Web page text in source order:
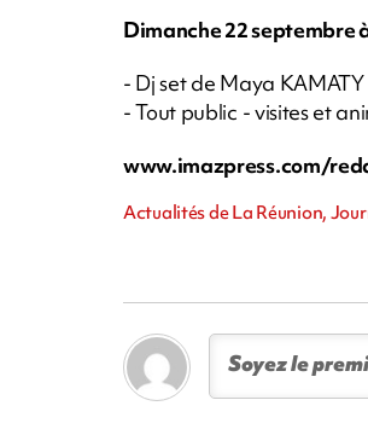
Dimanche 22 septembre
- Dj set de Maya
- Tout public - visites et
www.imazpress.com/
Actualités de La Réunion,